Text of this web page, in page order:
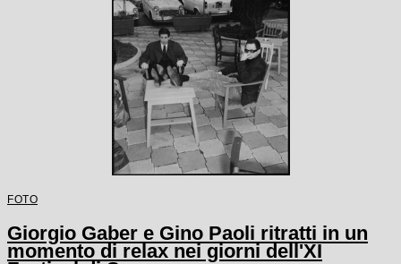
FOTO
Giorgio Gaber e Gino Paoli ritratti in un
momento di relax nei giorni dell'XI